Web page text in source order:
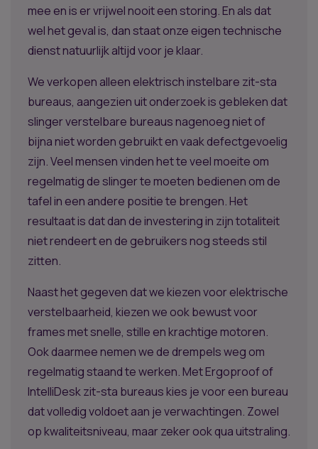
mee en is er vrijwel nooit een storing. En als dat
wel het geval is, dan staat onze eigen technische
dienst natuurlijk altijd voor je klaar.
We verkopen alleen elektrisch instelbare zit-sta
bureaus, aangezien uit onderzoek is gebleken dat
slinger verstelbare bureaus nagenoeg niet of
bijna niet worden gebruikt en vaak defectgevoelig
zijn. Veel mensen vinden het te veel moeite om
regelmatig de slinger te moeten bedienen om de
tafel in een andere positie te brengen. Het
resultaat is dat dan de investering in zijn totaliteit
niet rendeert en de gebruikers nog steeds stil
zitten.
Naast het gegeven dat we kiezen voor elektrische
verstelbaarheid, kiezen we ook bewust voor
frames met snelle, stille en krachtige motoren.
Ook daarmee nemen we de drempels weg om
regelmatig staand te werken. Met Ergoproof of
IntelliDesk zit-sta bureaus kies je voor een bureau
dat volledig voldoet aan je verwachtingen. Zowel
op kwaliteitsniveau, maar zeker ook qua uitstraling.